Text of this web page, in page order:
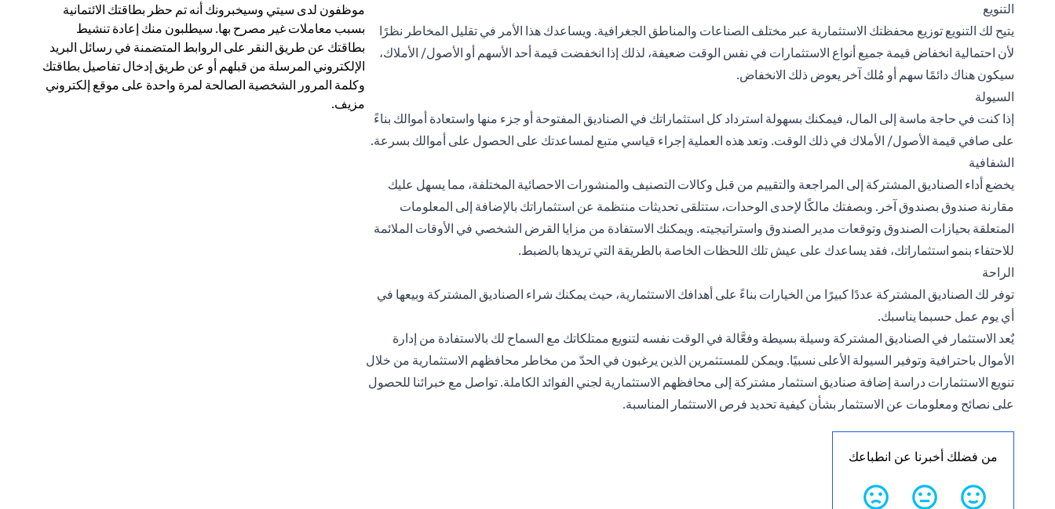
التنويع
يتيح لك التنويع توزيع محفظتك الاستثمارية عبر مختلف الصناعات والمناطق الجغرافية. ويساعدك هذا الأمر في تقليل المخاطر نظرًا
لأن احتمالية انخفاض قيمة جميع أنواع الاستثمارات في نفس الوقت ضعيفة، لذلك إذا انخفضت قيمة أحد الأسهم أو الأصول/ الأملاك،
سيكون هناك دائمًا سهم أو مُلك آخر يعوض ذلك الانخفاض.
السيولة
إذا كنت في حاجة ماسة إلى المال، فيمكنك بسهولة استرداد كل استثماراتك في الصناديق المفتوحة أو جزء منها واستعادة أموالك بناءً
على صافي قيمة الأصول/ الأملاك في ذلك الوقت. وتعد هذه العملية إجراء قياسي متبع لمساعدتك على الحصول على أموالك بسرعة.
الشفافية
يخضع أداء الصناديق المشتركة إلى المراجعة والتقييم من قبل وكالات التصنيف والمنشورات الاحصائية المختلفة، مما يسهل عليك
مقارنة صندوق بصندوق آخر. وبصفتك مالكًا لإحدى الوحدات، ستتلقى تحديثات منتظمة عن استثماراتك بالإضافة إلى المعلومات
المتعلقة بحيازات الصندوق وتوقعات مدير الصندوق واستراتيجيته. ويمكنك الاستفادة من مزايا القرض الشخصي في الأوقات الملائمة
للاحتفاء بنمو استثماراتك، فقد يساعدك على عيش تلك اللحظات الخاصة بالطريقة التي تريدها بالضبط.
الراحة
توفر لك الصناديق المشتركة عددًا كبيرًا من الخيارات بناءً على أهدافك الاستثمارية، حيث يمكنك شراء الصناديق المشتركة وبيعها في
أي يوم عمل حسبما يناسبك.
يٌعد الاستثمار في الصناديق المشتركة وسيلة بسيطة وفعَّالة في الوقت نفسه لتنويع ممتلكاتك مع السماح لك بالاستفادة من إدارة
الأموال باحترافية وتوفير السيولة الأعلى نسبيًا. ويمكن للمستثمرين الذين يرغبون في الحدّ من مخاطر محافظهم الاستثمارية من خلال
تنويع الاستثمارات دراسة إضافة صناديق استثمار مشتركة إلى محافظهم الاستثمارية لجني الفوائد الكاملة. تواصل مع خبرائنا للحصول
على نصائح ومعلومات عن الاستثمار بشأن كيفية تحديد فرص الاستثمار المناسبة.
موظفون لدى سيتي وسيخبرونك أنه تم حظر بطاقتك الائتمانية
بسبب معاملات غير مصرح بها. سيطلبون منك إعادة تنشيط
بطاقتك عن طريق النقر على الروابط المتضمنة في رسائل البريد
الإلكتروني المرسلة من قبلهم أو عن طريق إدخال تفاصيل بطاقتك
وكلمة المرور الشخصية الصالحة لمرة واحدة على موقع إلكتروني
مزيف.
من فضلك أخبرنا عن انطباعك